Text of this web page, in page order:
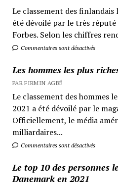
Le classement des finlandais
été dévoilé par le très
Forbes. Selon les chiffres
Commentaires sont désactivés
Les hommes les plus
PAR FIRMIN AGBÉ
Le classement des hommes
2021 a été dévoilé par le
Officiellement, le média
milliardaires...
Commentaires sont désactivés
Le top 10 des personnes
Danemark en 2021